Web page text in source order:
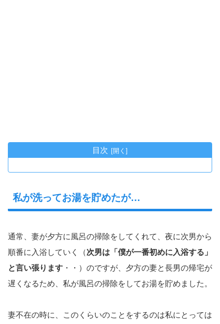
目次
私が洗ってお湯を貯めたが…
通常、妻が夕方に風呂の掃除をしてくれて、夜に次男から
順番に入浴していく（次男は「僕が一番初めに入浴する」
と言い張ります ・・）のですが、夕方の妻と長男の帰宅が
遅くなるため、私が風呂の掃除をしてお湯を貯めました。
妻不在の時に、このくらいのことをするのは私にとっては